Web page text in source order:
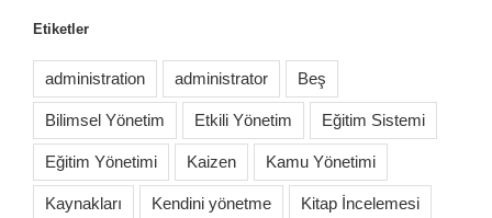
Etiketler
administration administrator Beş
Bilimsel Yönetim Etkili Yönetim Eğitim Sistemi
Eğitim Yönetimi Kaizen Kamu Yönetimi
Kaynakları Kendini yönetme Kitap İncelemesi